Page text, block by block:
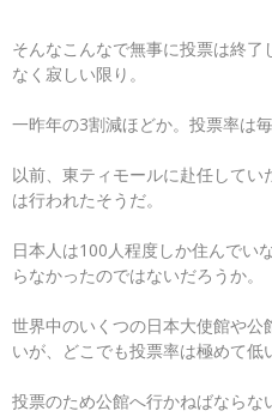
そんなこんなで無事に投票は終
なく寂しい限り。
一昨年の3割減ほどか。投票率は
以前、東ティモールに赴任して
は行われたそうだ。
日本人は100人程度しか住んでい
らなかったのではないだろうか。
世界中のいくつの日本大使館や
いが、どこでも投票率は極めて低
投票のため公館へ行かねばなら